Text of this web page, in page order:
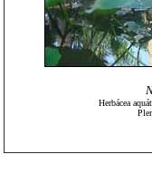
Herbácea